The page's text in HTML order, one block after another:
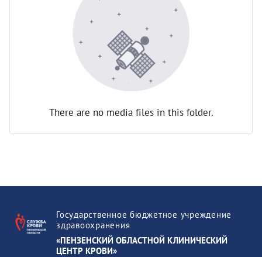
There are no media files in this folder.
Государственное бюджетное учреждение
здравоохранения
«ПЕНЗЕНСКИЙ ОБЛАСТНОЙ КЛИНИЧЕСКИЙ
ЦЕНТР КРОВИ»